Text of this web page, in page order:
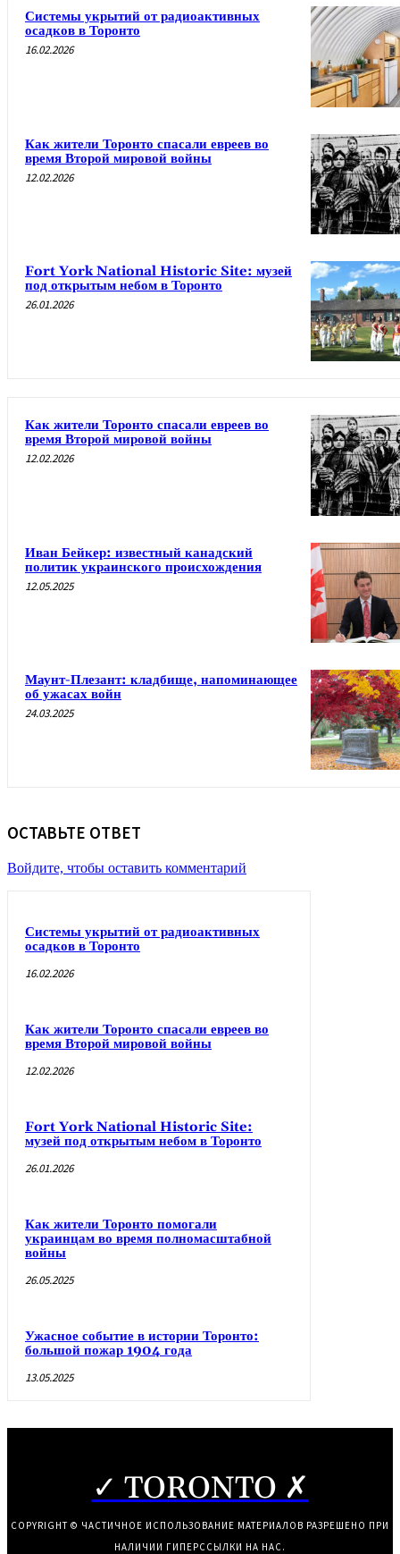
Системы укрытий от радиоактивных
осадков в Торонто
16.02.2026
Как жители Торонто спасали евреев во
время Второй мировой войны
12.02.2026
Fort York National Historic Site: музей
под открытым небом в Торонто
26.01.2026
Как жители Торонто спасали евреев во
время Второй мировой войны
12.02.2026
Иван Бейкер: известный канадский
политик украинского происхождения
12.05.2025
Маунт-Плезант: кладбище, напоминающее
об ужасах войн
24.03.2025
ОСТАВЬТЕ ОТВЕТ
Войдите, чтобы оставить комментарий
Системы укрытий от радиоактивных
осадков в Торонто
16.02.2026
Как жители Торонто спасали евреев во
время Второй мировой войны
12.02.2026
Fort York National Historic Site:
музей под открытым небом в Торонто
26.01.2026
Как жители Торонто помогали
украинцам во время полномасштабной
войны
26.05.2025
Ужасное событие в истории Торонто:
большой пожар 1904 года
13.05.2025
✓ TORONTO ✗
COPYRIGHT © ЧАСТИЧНОЕ ИСПОЛЬЗОВАНИЕ МАТЕРИАЛОВ РАЗРЕШЕНО ПРИ
НАЛИЧИИ ГИПЕРССЫЛКИ НА НАС.